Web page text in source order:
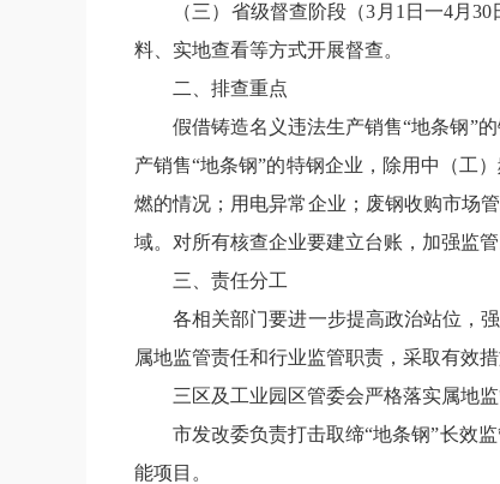
（三）省级督查阶段（3 月 1 日一4月30
料、实地查看等方式开展督查。
二、排查重点
假借铸造名义违法生产销售“地条钢”
产销售“地条钢”的特钢企业，除用中（工
燃的情况；用电异常企业；废钢收购市场
域。对所有核查企业要建立台账，加强监管
三、责任分工
各相关部门要进一步提高政治站位，
属地监管责任和行业监管职责，采取有效
三区及工业园区管委会严格落实属地
市发改委负责打击取缔“地条钢”长效
能项目。